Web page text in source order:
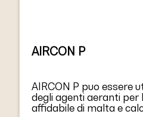
AIRCON P
AIRCON P puo essere
degli agenti aeranti per
affidabile di malta e